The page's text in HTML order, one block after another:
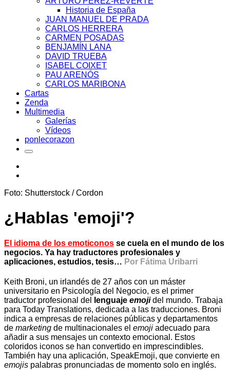
Historia de España
JUAN MANUEL DE PRADA
CARLOS HERRERA
CARMEN POSADAS
BENJAMÍN LANA
DAVID TRUEBA
ISABEL COIXET
PAU ARENÓS
CARLOS MARIBONA
Cartas
Zenda
Multimedia
Galerías
Vídeos
ponlecorazon
Foto: Shutterstock / Cordon
¿Hablas 'emoji'?
El idioma de los emoticonos se cuela en el mundo de los
negocios. Ya hay traductores profesionales y
aplicaciones, estudios, tesis… Por Fátima Uribarri
Keith Broni, un irlandés de 27 años con un máster
universitario en Psicología del Negocio, es el primer
traductor profesional del
lenguaje emojidel mundo. Trabaja
para Today Translations, dedicada a las traducciones. Broni
indica a empresas de relaciones públicas y departamentos
de marketing de multinacionales el emoji adecuado para
añadir a sus mensajes un contexto emocional. Estos
coloridos iconos se han convertido en imprescindibles.
También hay una aplicación, SpeakEmoji, que convierte en
emojis palabras pronunciadas de momento solo en inglés.